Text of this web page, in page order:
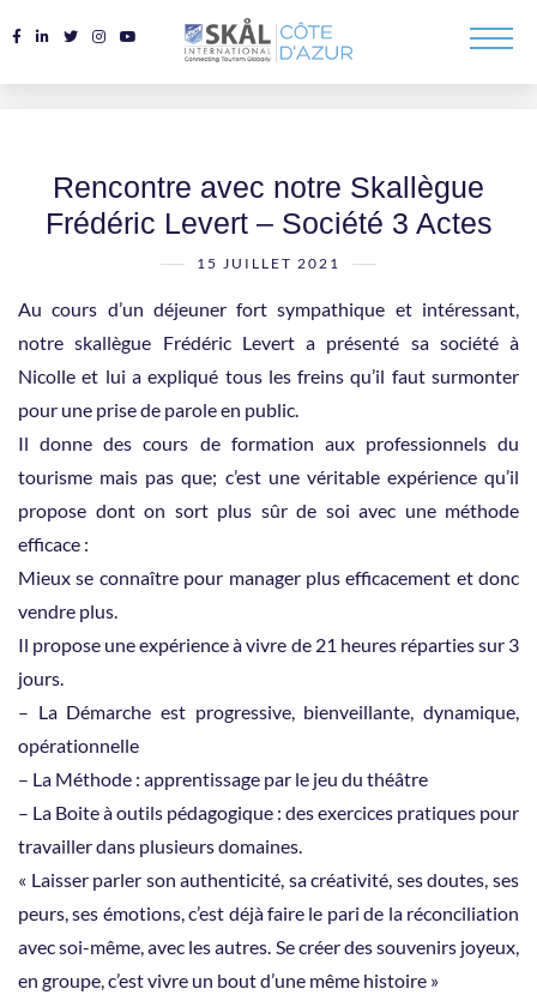
Rencontre avec notre Skallègue
Frédéric Levert – Société 3 Actes
15 JUILLET 2021
Au cours d’un déjeuner fort sympathique et intéressant,
notre skallègue Frédéric Levert a présenté sa société à
Nicolle et lui a expliqué tous les freins qu’il faut surmonter
pour une prise de parole en public.
Il donne des cours de formation aux professionnels du
tourisme mais pas que; c’est une véritable expérience qu’il
propose dont on sort plus sûr de soi avec une méthode
efficace :
Mieux se connaître pour manager plus efficacement et donc
vendre plus.
Il propose une expérience à vivre de 21 heures réparties sur 3
jours.
– La Démarche est progressive, bienveillante, dynamique,
opérationnelle
– La Méthode : apprentissage par le jeu du théâtre
– La Boite à outils pédagogique : des exercices pratiques pour
travailler dans plusieurs domaines.
« Laisser parler son authenticité, sa créativité, ses doutes, ses
peurs, ses émotions, c’est déjà faire le pari de la réconciliation
avec soi-même, avec les autres. Se créer des souvenirs joyeux,
en groupe, c’est vivre un bout d’une même histoire »